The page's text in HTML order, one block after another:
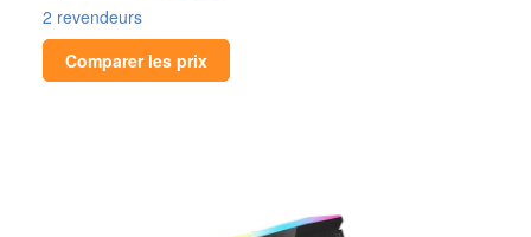
2 revendeurs
Comparer les prix